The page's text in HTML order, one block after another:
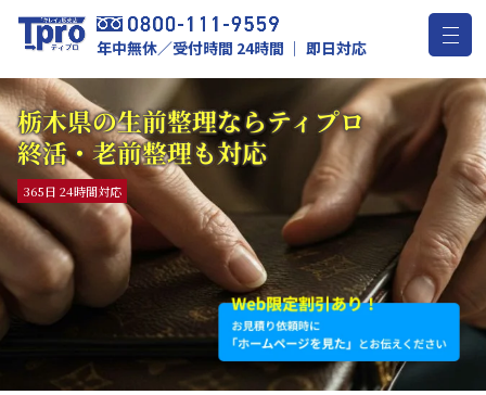
年中無休／受付時間 24時間 ｜ 即日対応
栃木県の生前整理ならティプロ
終活・老前整理も対応
365日 24時間対応